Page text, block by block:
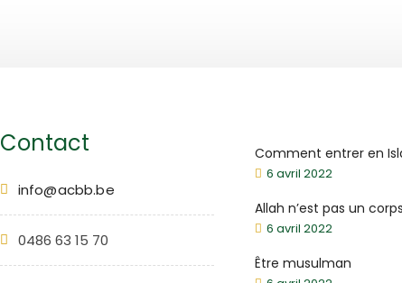
Contact
info@acbb.be
0486 63 15 70
Comment entrer en
6 avril 2022
Allah n’est pas un corps
6 avril 2022
Être musulman